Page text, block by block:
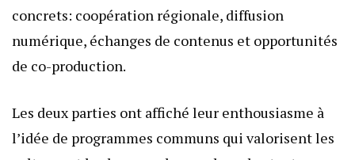
concrets: coopération régionale, diffusion
numérique, échanges de contenus et opportunités
de co-production.
Les deux parties ont affiché leur enthousiasme à
l’idée de programmes communs qui valorisent les